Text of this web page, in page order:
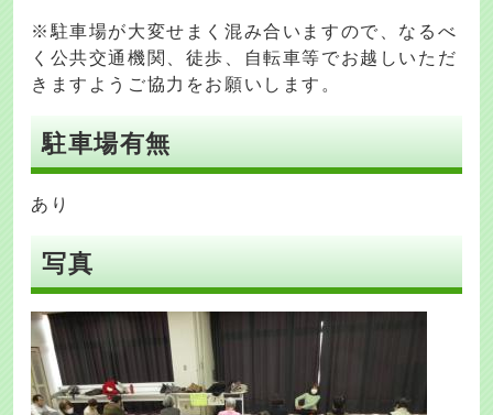
※駐車場が大変せまく混み合いますので、なるべ
く公共交通機関、徒歩、自転車等でお越しいただ
きますようご協力をお願いします。
駐車場有無
あり
写真